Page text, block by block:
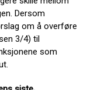
Dersom
om å overføre
3/4) til
som